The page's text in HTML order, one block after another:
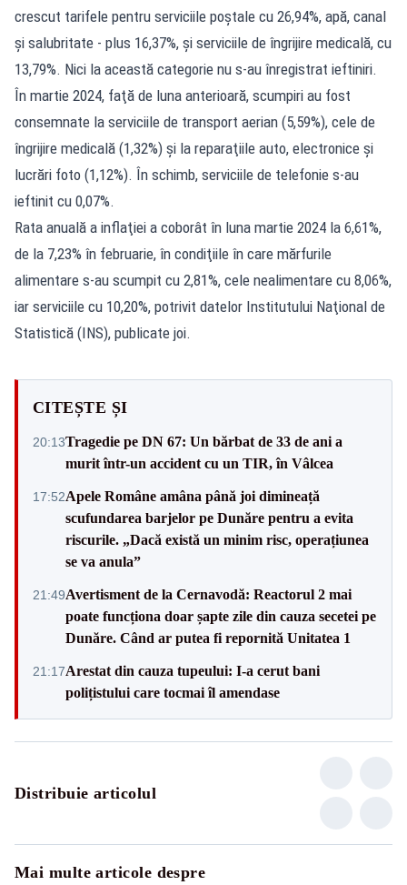
crescut tarifele pentru serviciile poştale cu 26,94%, apă, canal
şi salubritate - plus 16,37%, şi serviciile de îngrijire medicală, cu
13,79%. Nici la această categorie nu s-au înregistrat ieftiniri.
În martie 2024, faţă de luna anterioară, scumpiri au fost
consemnate la serviciile de transport aerian (5,59%), cele de
îngrijire medicală (1,32%) şi la reparaţiile auto, electronice şi
lucrări foto (1,12%). În schimb, serviciile de telefonie s-au
ieftinit cu 0,07%.
Rata anuală a inflaţiei a coborât în luna martie 2024 la 6,61%,
de la 7,23% în februarie, în condiţiile în care mărfurile
alimentare s-au scumpit cu 2,81%, cele nealimentare cu 8,06%,
iar serviciile cu 10,20%, potrivit datelor Institutului Naţional de
Statistică (INS), publicate joi.
CITEȘTE ȘI
20:13Tragedie pe DN 67: Un bărbat de 33 de ani a
murit într-un accident cu un TIR, în Vâlcea
17:52Apele Române amâna până joi dimineață
scufundarea barjelor pe Dunăre pentru a evita
riscurile. „Dacă există un minim risc, operațiunea
se va anula”
21:49Avertisment de la Cernavodă: Reactorul 2 mai
poate funcționa doar șapte zile din cauza secetei pe
Dunăre. Când ar putea fi repornită Unitatea 1
21:17Arestat din cauza tupeului: I-a cerut bani
polițistului care tocmai îl amendase
Distribuie articolul
Mai multe articole despre